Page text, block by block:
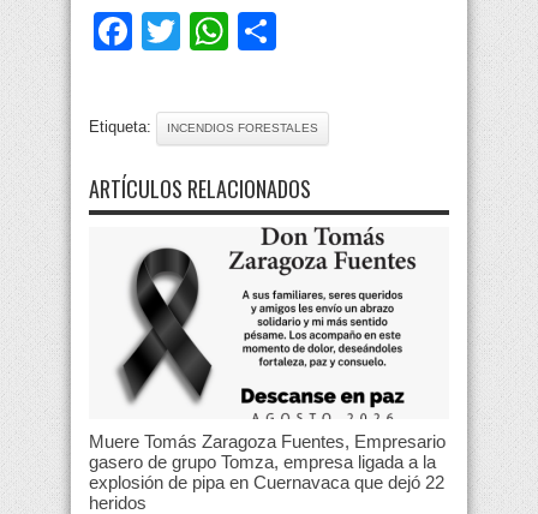
Facebook
TwitterWhatsApp
Etiqueta: INCENDIOS FORESTALES
ARTÍCULOS RELACIONADOS
Muere Tomás Zaragoza Fuentes, Empresario
gasero de grupo Tomza, empresa ligada a la
explosión de pipa en Cuernavaca que dejó 22
heridos